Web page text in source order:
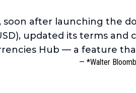
soon after launching the
updated its terms
Hub — a feature
— *Walter